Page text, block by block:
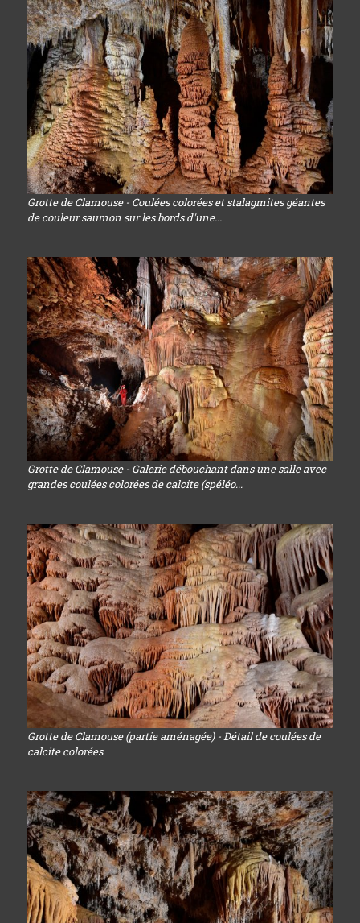
Grotte de Clamouse - Coulées colorées et stalagmites géantes
de couleur saumon sur les bords d'une...
Grotte de Clamouse - Galerie débouchant dans une salle avec
grandes coulées colorées de calcite (spéléo...
Grotte de Clamouse (partie aménagée) - Détail de coulées de
calcite colorées